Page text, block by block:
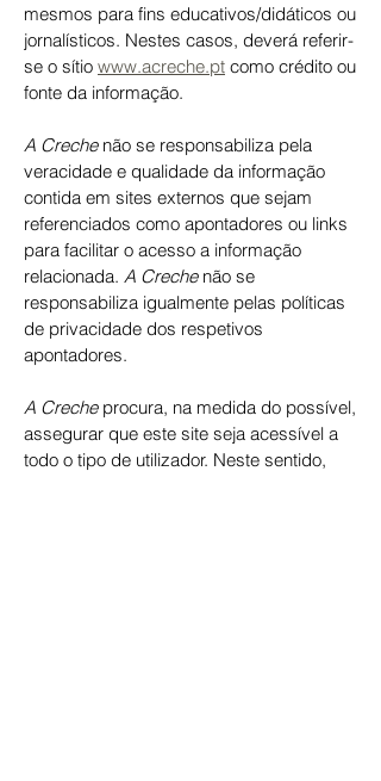
mesmos para fins educativos/didáticos ou
jornalísticos. Nestes casos, deverá referir-
se o sítio www.acreche.pt como crédito ou
fonte da informação.
A Crechenão se responsabiliza pela
veracidade e qualidade da informação
contida em sites externos que sejam
referenciados como apontadores ou links
para facilitar o acesso a informação
relacionada. A Creche não se
responsabiliza igualmente pelas políticas
de privacidade dos respetivos
apontadores.
A Crecheprocura, na medida do possível,
assegurar que este site seja acessível a
todo o tipo de utilizador. Neste sentido,